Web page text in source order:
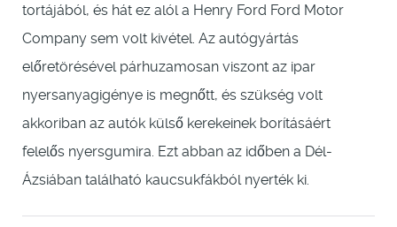
tortájából, és hát ez alól a Henry Ford Ford Motor
Company sem volt kivétel. Az autógyártás
előretörésével párhuzamosan viszont az ipar
nyersanyagigénye is megnőtt, és szükség volt
akkoriban az autók külső kerekeinek borításáért
felelős nyersgumira. Ezt abban az időben a Dél-
Ázsiában található kaucsukfákból nyerték ki.